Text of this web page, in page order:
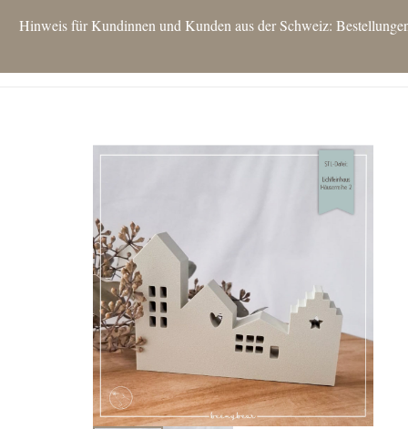
Hinweis für Kundinnen und Kunden aus der Schweiz: